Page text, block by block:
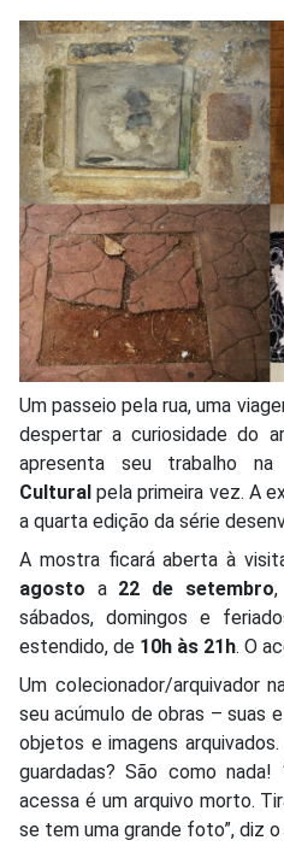
Um passeio pela rua, uma
despertar a curiosidade do
apresenta seu trabalho na
Cultural pela primeira vez. A
a quarta edição da série
A mostra ficará aberta à
agosto a 22 de setembro
sábados, domingos e
estendido, de 10h às 21h. O
Um colecionador/arquivador
seu acúmulo de obras – suas
objetos e imagens
guardadas? São como
acessa é um arquivo morto.
se tem uma grande foto”, diz